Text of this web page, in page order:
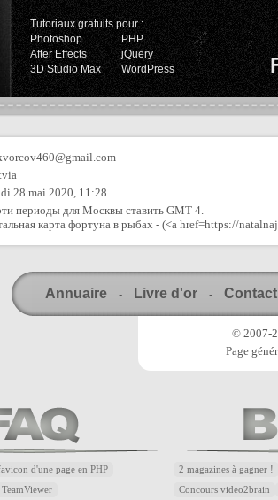
Tutoriaux gratuits pour :
Photoshop
PHP
After Effects
jQuery
3D Studio Max
WordPress
28 mai 2020, 11:28
периоды для Москвы ставить GMT 4.
карта фортуна в рыбах - (<a href=https://
Annuaire - Livre d'or - Contact
© 2007-
Page
d'une page en PHP 2 magazines à gagner !
Concours video2brain